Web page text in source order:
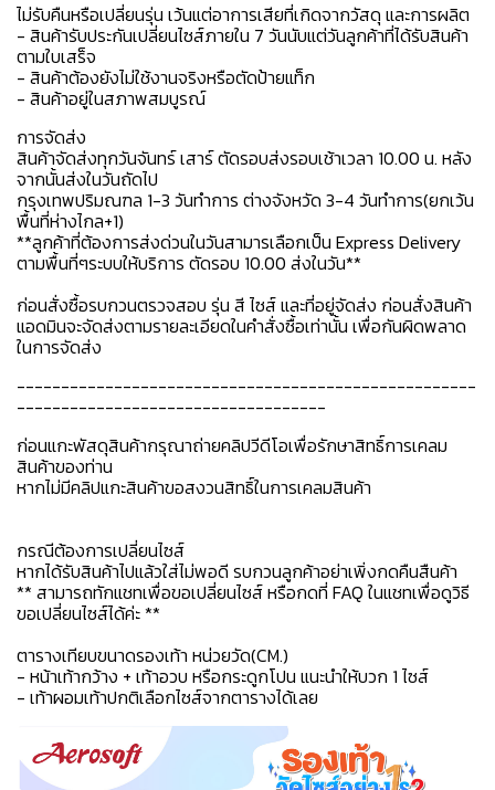
ไม่รับคืนหรือเปลี่ยนรุ่น เว้นแต่อาการเสียที่เกิดจากวัสดุ และการผลิต
- สินค้ารับประกันเปลี่ยนไซส์ภายใน 7 วันนับแต่วันลูกค้าที่ได้รับสินค้า
ตามใบเสร็จ
- สินค้าต้องยังไม่ใช้งานจริงหรือตัดป้ายแท็ก
- สินค้าอยู่ในสภาพสมบูรณ์
การจัดส่ง
สินค้าจัดส่งทุกวันจันทร์ เสาร์ ตัดรอบส่งรอบเช้าเวลา 10.00 น. หลัง
จากนั้นส่งในวันถัดไป
กรุงเทพปริมณฑล 1-3 วันทำการ ต่างจังหวัด 3-4 วันทำการ(ยกเว้น
พื้นที่ห่างไกล+1)
**ลูกค้าที่ต้องการส่งด่วนในวันสามารเลือกเป็น Express Delivery
ตามพื้นที่ๆระบบให้บริการ ตัดรอบ 10.00 ส่งในวัน**
ก่อนสั่งซื้อรบกวนตรวจสอบ รุ่น สี ไซส์ และที่อยู่จัดส่ง ก่อนสั่งสินค้า
แอดมินจะจัดส่งตามรายละเอียดในคำสั่งซื้อเท่านั้น เพื่อกันผิดพลาด
ในการจัดส่ง
----------------------------------------------------
-----------------------------------
ก่อนแกะพัสดุสินค้ากรุณาถ่ายคลิปวีดีโอเพื่อรักษาสิทธิ์การเคลม
สินค้าของท่าน
หากไม่มีคลิปแกะสินค้าขอสงวนสิทธิ์ในการเคลมสินค้า
กรณีต้องการเปลี่ยนไซส์
หากได้รับสินค้าไปแล้วใส่ไม่พอดี รบกวนลูกค้าอย่าเพิ่งกดคืนสืนค้า
** สามารถทักแชทเพื่อขอเปลี่ยนไซส์ หรือกดที่ FAQ ในแชทเพื่อดูวิธี
ขอเปลี่ยนไซส์ได้ค่ะ **
ตารางเทียบขนาดรองเท้า หน่วยวัด(CM.)
- หน้าเท้ากว้าง + เท้าอวบ หรือกระดูกโปน แนะนำให้บวก 1 ไซส์
- เท้าผอมเท้าปกติเลือกไซส์จากตารางได้เลย